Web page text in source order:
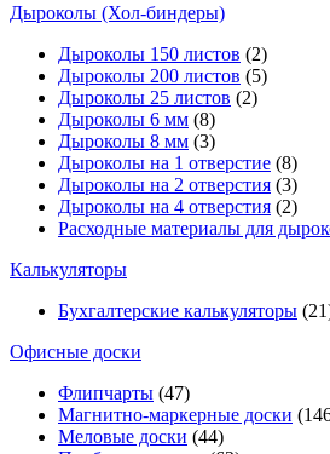
Дыроколы (Хол-биндеры)
Дыроколы 150 листов (2)
Дыроколы 200 листов (5)
Дыроколы 25 листов (2)
Дыроколы 6 мм (8)
Дыроколы 8 мм (3)
Дыроколы на 1 отверстие (8)
Дыроколы на 2 отверстия (3)
Дыроколы на 4 отверстия (2)
Расходные материалы для
Калькуляторы
Бухгалтерские калькуляторы
Офисные доски
Флипчарты (47)
Магнитно-маркерные доски
Меловые доски (44)